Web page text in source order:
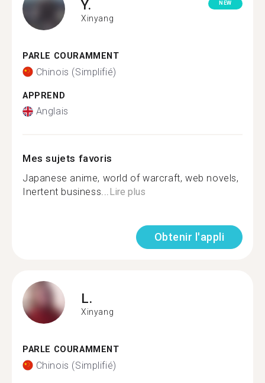
Y.
Xinyang
NEW
PARLE COURAMMENT
Chinois (Simplifié)
APPREND
Anglais
Mes sujets favoris
Japanese anime, world of warcraft, web novels,
Inertent business...Lire plus
Obtenir l'appli
L.
Xinyang
PARLE COURAMMENT
Chinois (Simplifié)